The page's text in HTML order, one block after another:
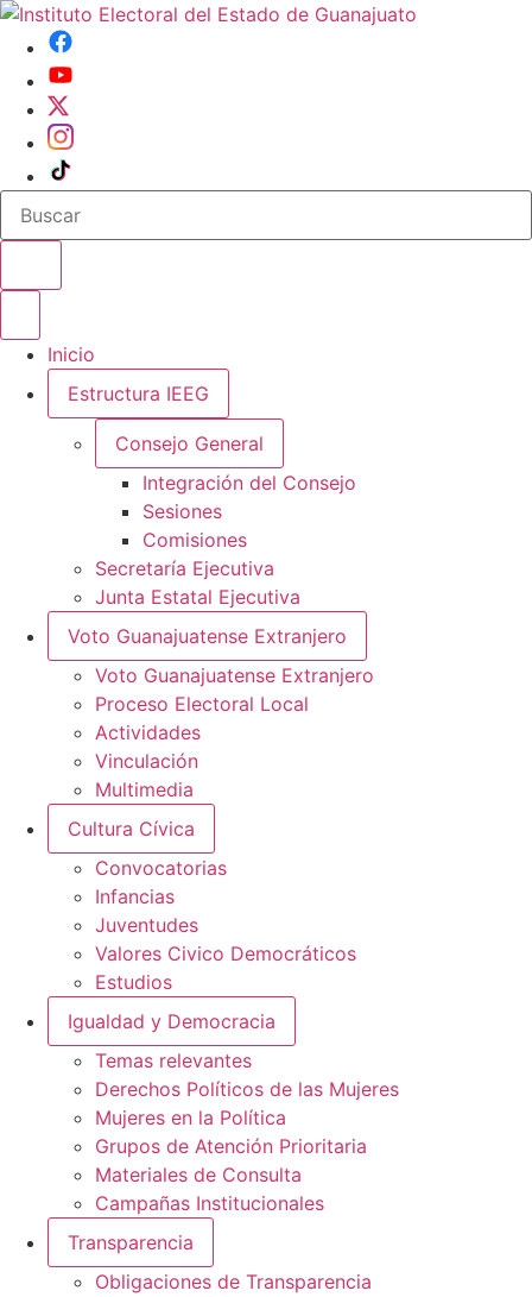
Buscar en el sitio
Inicio
Estructura IEEG
Consejo General
Integración del Consejo
Sesiones
Comisiones
Secretaría Ejecutiva
Junta Estatal Ejecutiva
Voto Guanajuatense Extranjero
Voto Guanajuatense Extranjero
Proceso Electoral Local
Actividades
Vinculación
Multimedia
Cultura Cívica
Convocatorias
Infancias
Juventudes
Valores Civico Democráticos
Estudios
Igualdad y Democracia
Temas relevantes
Derechos Políticos de las Mujeres
Mujeres en la Política
Grupos de Atención Prioritaria
Materiales de Consulta
Campañas Institucionales
Transparencia
Obligaciones de Transparencia